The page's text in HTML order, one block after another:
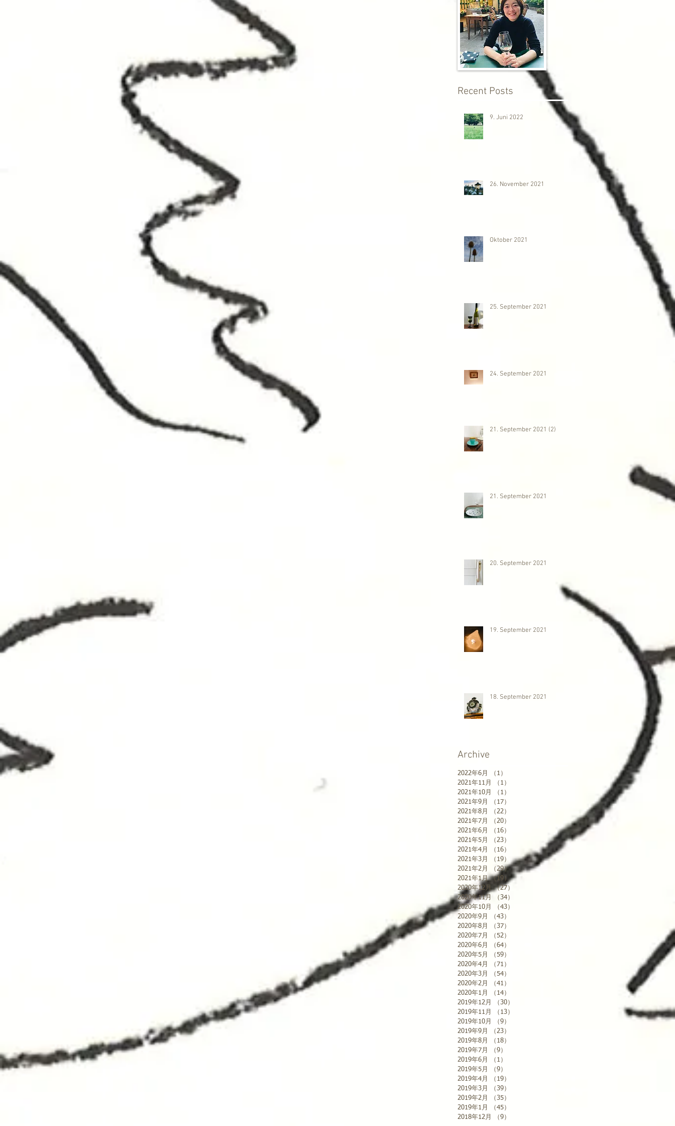
Recent Posts
9. Juni 2022
26. November 2021
Oktober 2021
25. September 2021
24. September 2021
21. September 2021 (2)
21. September 2021
20. September 2021
19. September 2021
18. September 2021
Archive
2022年6月 （1）
2021年11月
（1）
2021年10月
（1）
2021年9月
（17）
2021年8月
（22）
2021年7月
（20）
2021年6月
（16）
2021年5月
（23）
2021年4月
（16）
16件の記事
2021年3月
（19）
19件の記事
2021年2月
（29）29件の記事
2021年1月 （19）19件の記事
2020年12月
（27）
2020年11月
（34）
2020年10月
（43）
2020年9月
（43）
2020年8月
（37）
2020年7月
（52）
2020年6月
（64）
2020年5月
（59）
2020年4月
（71）
2020年3月
（54）
2020年2月
（41）
2020年1月
（14）
2019年12月
（30）
2019年11月
（13）
2019年10月
（9）
2019年9月
（23）
2019年8月
（18）
2019年7月
（9）
2019年6月
（1）
2019年5月
（9）
2019年4月
（19）
2019年3月
（39）
2019年2月
（35）
2019年1月
（45）
2018年12月
（9）